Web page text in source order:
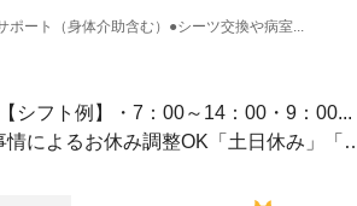
ポート（身体介助含む）●シーツ交換や病室...
シフト例】・7：00～14：00・9：00...
●希望のお休みをご相談ください！●家庭などの事